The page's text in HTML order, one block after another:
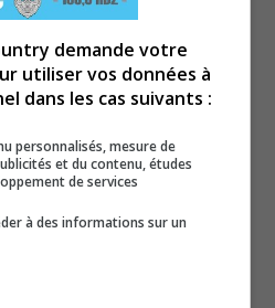
demande votre
utiliser vos données à
dans les cas suivants :
personnalisés, mesure de
et du contenu, études
de services
à des informations sur un